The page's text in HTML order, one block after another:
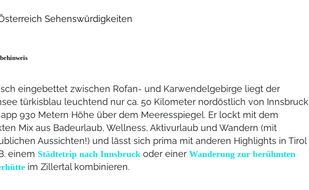
eingebettet zwischen Rofan- und Karwendelgebirge liegt der
türkisblau leuchtend nur ca. 50 Kilometer nordöstlich von Innsbruck
930 Metern Höhe über dem Meeresspiegel. Er lockt mit dem
Mix aus Badeurlaub, Wellness, Aktivurlaub und Wandern (mit
Aussichten!) und lässt sich prima mit anderen Highlights in Tirol
einem Städtetrip nach Innsbruck oder einer Wanderung zur berühmten
im Zillertal kombinieren.